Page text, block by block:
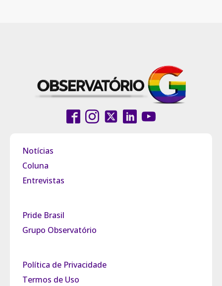
Notícias
Coluna
Entrevistas
Pride Brasil
Grupo Observatório
Política de Privacidade
Termos de Uso